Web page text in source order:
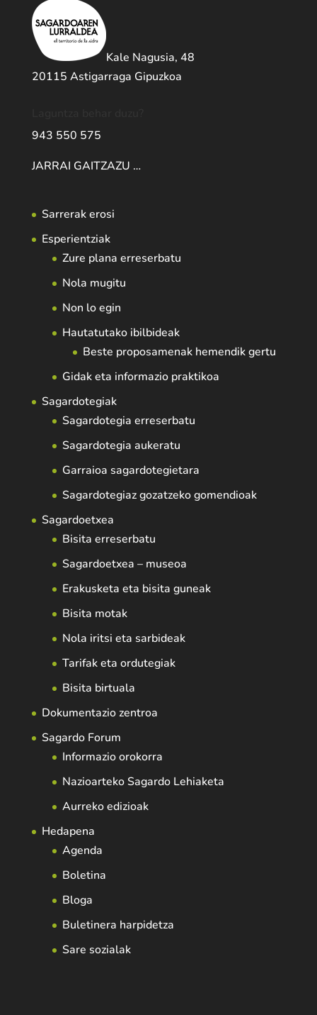
Kale Nagusia, 48
20115 Astigarraga Gipuzkoa
943 550 575
JARRAI GAITZAZU …
Sarrerak erosi
Esperientziak
Zure plana erreserbatu
Nola mugitu
Non lo egin
Hautatutako ibilbideak
Beste proposamenak hemendik gertu
Gidak eta informazio praktikoa
Sagardotegiak
Sagardotegia erreserbatu
Sagardotegia aukeratu
Garraioa sagardotegietara
Sagardotegiaz gozatzeko gomendioak
Sagardoetxea
Bisita erreserbatu
Sagardoetxea – museoa
Erakusketa eta bisita guneak
Bisita motak
Nola iritsi eta sarbideak
Tarifak eta ordutegiak
Bisita birtuala
Dokumentazio zentroa
Sagardo Forum
Informazio orokorra
Nazioarteko Sagardo Lehiaketa
Aurreko edizioak
Hedapena
Agenda
Boletina
Bloga
Buletinera harpidetza
Sare sozialak